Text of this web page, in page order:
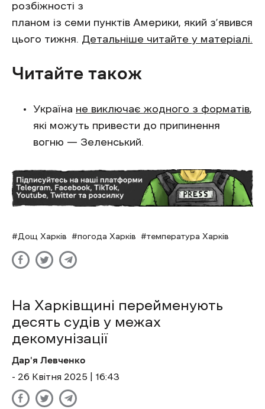
розбіжності з
планом із семи пунктів Америки, який з’явився
цього тижня. Детальніше читайте у матеріалі.
Читайте також
Україна не виключає жодного з форматів,
які можуть привести до припинення
вогню — Зеленський.
Дощ Харків погода Харків температура Харків
На Харківщині перейменують
десять судів у межах
декомунізації
Дар'я Левченко
- 26 Квітня 2025 | 16:43